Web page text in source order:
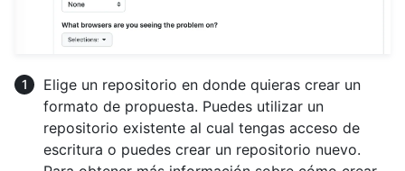
Elige un repositorio en donde quieras crear un
formato de propuesta. Puedes utilizar un
repositorio existente al cual tengas acceso de
escritura o puedes crear un repositorio nuevo.